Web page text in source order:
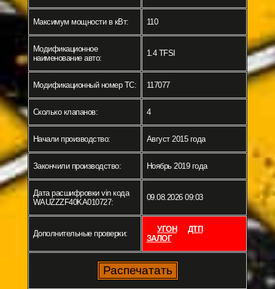
Максимум мощности в кВт: 110
Модификационное
наименование авто:
1.4 TFSI
Модификационный номер ТС: 117077
Сколько клапанов: 4
Начали производство: Август 2015 года
Закончили производство: Ноябрь 2019 года
Дата расшифровки vin кода
WAUZZZF40KA010727:
09.08.2026 09:03
Дополнительные проверки: УГОН
ДТП
ЗАЛОГ